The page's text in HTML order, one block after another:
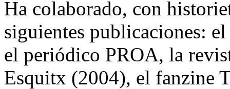
Ha colaborado, con
siguientes publicaciones:
el periódico PROA, la
Esquitx (2004), el fanzine